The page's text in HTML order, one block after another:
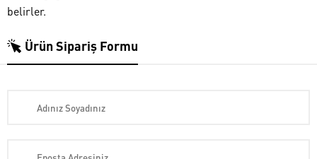
belirler.
Ürün Sipariş Formu